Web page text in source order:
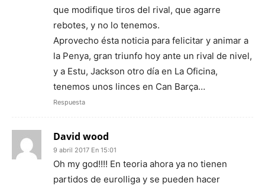
que modifique tiros del rival, que agarre
rebotes, y no lo tenemos.
Aprovecho ésta noticia para felicitar y animar a
la Penya, gran triunfo hoy ante un rival de nivel,
y a Estu, Jackson otro día en La Oficina,
tenemos unos linces en Can Barça…
Respuesta
David wood
9 abril 2017 En 15:01
Oh my god!!!! En teoria ahora ya no tienen
partidos de eurolliga y se pueden hacer